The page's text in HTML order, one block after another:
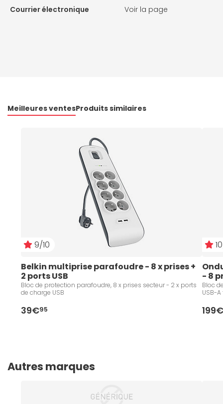
Courrier électronique
Voir la page
Meilleures ventesProduits similaires
9/10
Belkin multiprise parafoudre - 8 x prises +
2 ports USB
Bloc de protection parafoudre, 8 x prises secteur - 2 x ports
de charge USB
39€95
- 8
Bloc
USB-
Autres marques